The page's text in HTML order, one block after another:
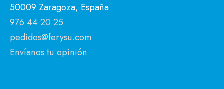
50009 Zaragoza, España
976 44 20 25
pedidos@ferysu.com
Envíanos tu opinión